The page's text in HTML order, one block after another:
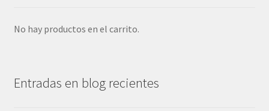
No hay productos en el carrito.
Entradas en blog recientes